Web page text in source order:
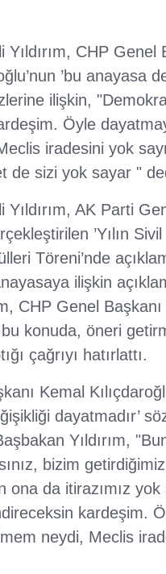
CHP Genel
’bu anayasa
ilişkin,
Öyle
iradesini yok
de sizi yok sayar "
AK Parti
’Yılın
Töreni’nde
ilişkin
CHP Genel Başkanı
bu konuda, öneri
çağrıyı hatırlattı.
Kemal
dayatmadır’
Yıldırım,
bizim
ona da itirazımız yok
kardeşim.
neydi, Meclis